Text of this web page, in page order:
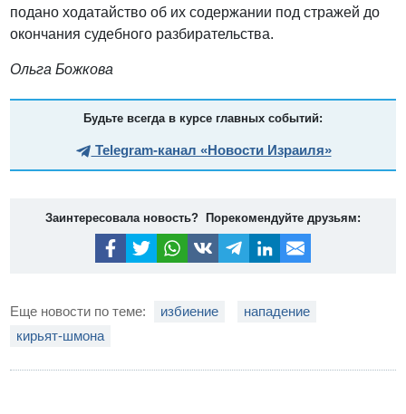
подано ходатайство об их содержании под стражей до
окончания судебного разбирательства.
Ольга Божкова
Будьте всегда в курсе главных событий:
Telegram-канал «Новости Израиля»
Заинтересовала новость? Порекомендуйте друзьям:
Еще новости по теме: избиение
нападение
кирьят-шмона